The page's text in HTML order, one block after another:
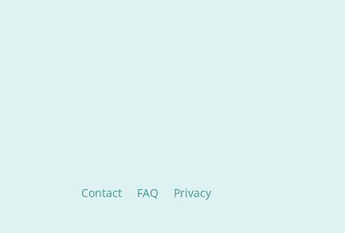
Contact FAQ Privacy